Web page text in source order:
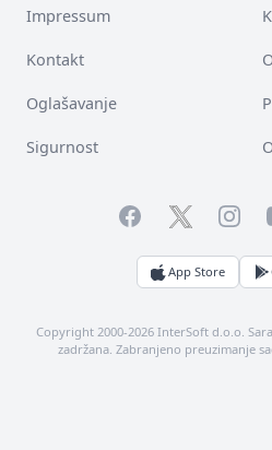
Impressum
Kontakt
Oglašavanje
Sigurnost
FacebookTwitter
App Store
Copyright 2000-2026 InterSoft d.o.o.
zadržana. Zabranjeno preuzimanje